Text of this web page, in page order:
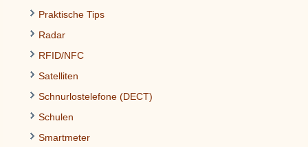
Praktische Tips
Radar
RFID/NFC
Satelliten
Schnurlostelefone (DECT)
Schulen
Smartmeter